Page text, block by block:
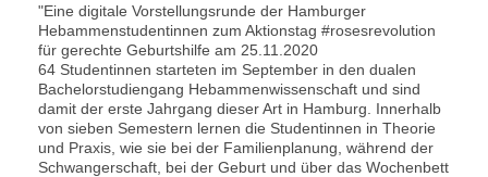
"Eine digitale Vorstellungsrunde der Hamburger
Hebammenstudentinnen zum Aktionstag #rosesrevolution
für gerechte Geburtshilfe am 25.11.2020
64 Studentinnen starteten im September in den dualen
Bachelorstudiengang Hebammenwissenschaft und sind
damit der erste Jahrgang dieser Art in Hamburg. Innerhalb
von sieben Semestern lernen die Studentinnen in Theorie
und Praxis, wie sie bei der Familienplanung, während der
Schwangerschaft, bei der Geburt und über das Wochenbett